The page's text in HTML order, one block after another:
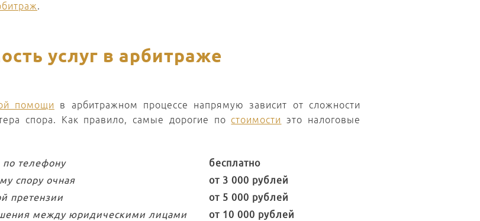
.
услуг в арбитраже
помощи
в арбитражном процессе напрямую зависит от сложности
спора. Как правило, самые дорогие по стоимости
это налоговые
по телефону
бесплатно
спору очная
от 3 000 рублей
претензии
от 5 000 рублей
между юридическими лицами
от 10 000 рублей